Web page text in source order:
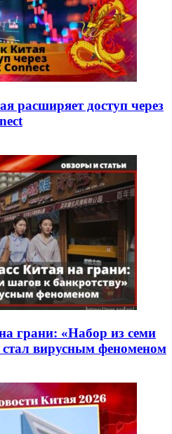
расширяет доступ через
грани: «Набор из семи
вирусным феноменом